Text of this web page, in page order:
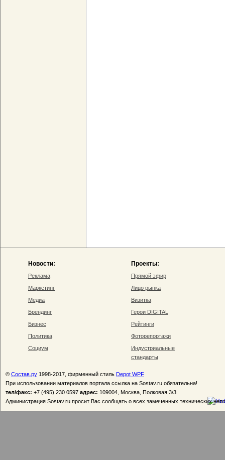
Новости:
Реклама
Маркетинг
Медиа
Брендинг
Бизнес
Политика
Социум
Проекты:
Прямой эфир
Лицо рынка
Визитка
Герои DIGITAL
Рейтинги
Фоторепортажи
Индустриальные
стандарты
© Состав.ру 1998-2017, фирменный стиль Depot WPF
При использовании материалов портала ссылка на Sostav.ru обязательна!
тел/факс: +7 (495) 230 0597 адрес: 109004, Москва, Полковая 3/3
Администрация Sostav.ru просит Вас сообщать о всех замеченных технических